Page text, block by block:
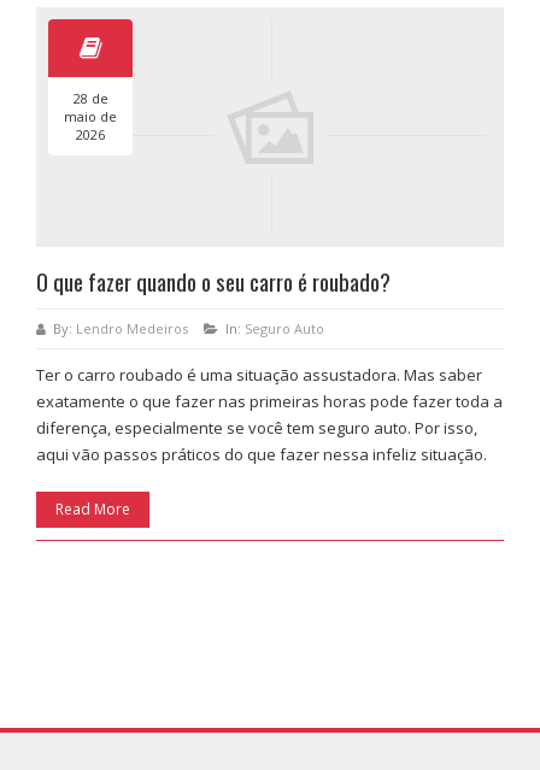
28 de
maio de
2026
O que fazer quando o seu carro é roubado?
By: Lendro Medeiros In: Seguro Auto
Ter o carro roubado é uma situação assustadora. Mas saber
exatamente o que fazer nas primeiras horas pode fazer toda a
diferença, especialmente se você tem seguro auto. Por isso,
aqui vão passos práticos do que fazer nessa infeliz situação.
Read More